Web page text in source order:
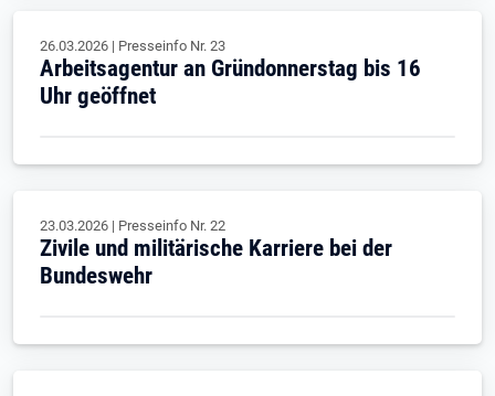
26.03.2026 | Presseinfo Nr. 23
Arbeitsagentur an Gründonnerstag bis 16
Uhr geöffnet
23.03.2026 | Presseinfo Nr. 22
Zivile und militärische Karriere bei der
Bundeswehr